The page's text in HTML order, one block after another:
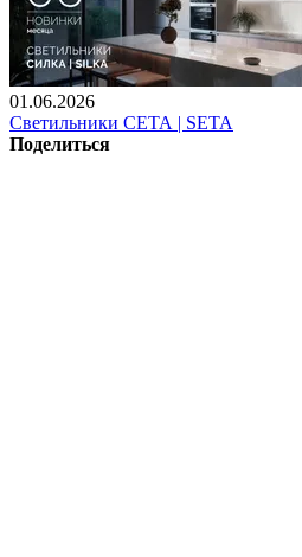
01.06.2026
Светильники СЕТА | SETA
Поделиться